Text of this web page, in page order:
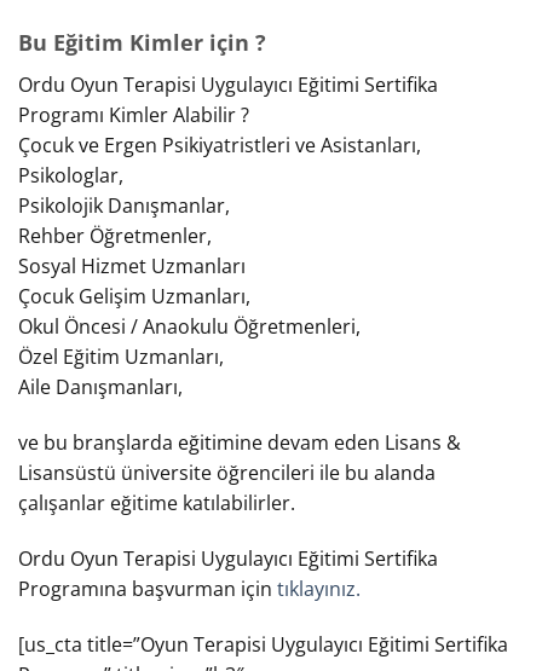
Bu Eğitim Kimler için ?
Ordu Oyun Terapisi Uygulayıcı Eğitimi Sertifika
Programı Kimler Alabilir ?
Çocuk ve Ergen Psikiyatristleri ve Asistanları,
Psikologlar,
Psikolojik Danışmanlar,
Rehber Öğretmenler,
Sosyal Hizmet Uzmanları
Çocuk Gelişim Uzmanları,
Okul Öncesi / Anaokulu Öğretmenleri,
Özel Eğitim Uzmanları,
Aile Danışmanları,
ve bu branşlarda eğitimine devam eden Lisans &
Lisansüstü üniversite öğrencileri ile bu alanda
çalışanlar eğitime katılabilirler.
Ordu Oyun Terapisi Uygulayıcı Eğitimi Sertifika
Programına başvurman için tıklayınız.
[us_cta title=”Oyun Terapisi Uygulayıcı Eğitimi Sertifika